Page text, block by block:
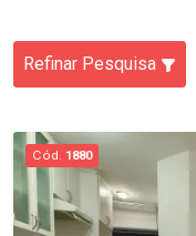
Refinar Pesquisa
Cód. 1880